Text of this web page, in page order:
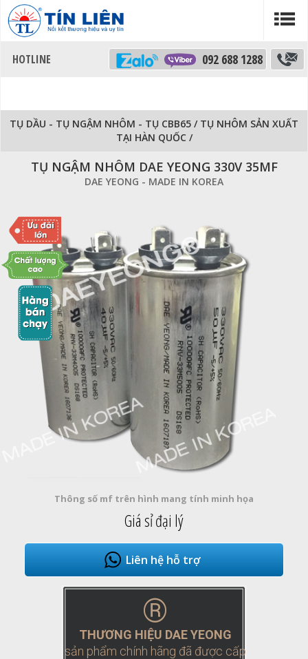
092 688 1288
TỤ DẦU - TỤ NGẬM NHÔM - TỤ CBB65 / TỤ NHÔM SẢN XUẤT
TẠI HÀN QUỐC /
TỤ NGẬM NHÔM DAE YEONG 330V 35MF
DAE YEONG - MADE IN KOREA
Thông số mf trên hình mang tính minh họa
Giá sỉ đại lý
Liên hệ hỗ trợ
®
THƯƠNG HIỆU DAE YEONG
sản phẩm chính hãng đã được cấp